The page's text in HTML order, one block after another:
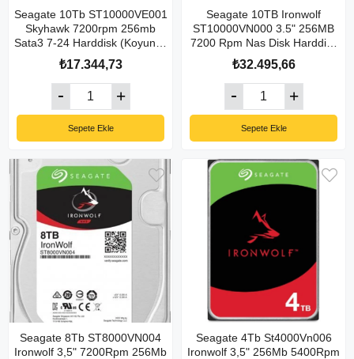
Seagate 10Tb ST10000VE001
Skyhawk 7200rpm 256mb
Sata3 7-24 Harddisk (Koyuncu
Distribitör Ürünü)
₺17.344,73
Sepete Ekle
Seagate 10TB Ironwolf
ST10000VN000 3.5" 256MB
7200 Rpm Nas Disk Harddisk
(Koyuncu Distribitör Ürünü)
₺32.495,66
Sepete Ekle
Seagate 8Tb ST8000VN004
Ironwolf 3,5" 7200Rpm 256Mb
Seagate 4Tb St4000Vn006
Ironwolf 3,5" 256Mb 5400Rpm